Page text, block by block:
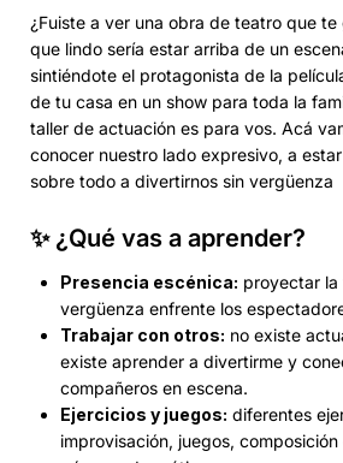
¿Fuiste a ver una obra de teatro que
que lindo sería estar arriba de un
sintiéndote el protagonista de la
de tu casa en un show para toda la
taller de actuación es para vos. Acá
conocer nuestro lado expresivo, a
sobre todo a divertirnos sin vergüenza
✨ ¿Qué vas a aprender?
Presencia escénica: proyectar
vergüenza enfrente los
Trabajar con otros: no existe
existe aprender a divertirme y
compañeros en escena.
Ejercicios y juegos: diferentes
improvisación, juegos,